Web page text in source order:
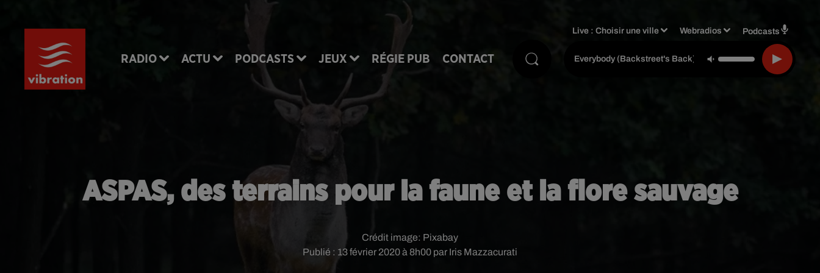
RADIO ACTU PODCASTS JEUX RÉGIE PUB CONTACT
Live :Choisir une ville Webradios Podcasts
Everybody (backstreet's Back) Backstreet Boys
ASPAS, des terrains pour la faune et la flore sauvage
Publié : 13 février 2020 à 8h00 par Iris Mazzacurati
Crédit image: Pixabay